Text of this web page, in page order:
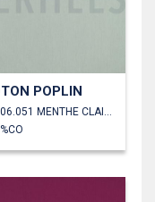
POPLIN